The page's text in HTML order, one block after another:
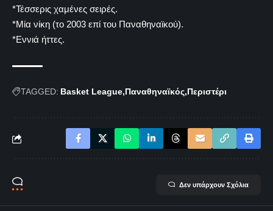
*Τέσσερις χαμένες σειρές.
*Μία νίκη (το 2003 επί του Παναθηναϊκού).
*Εννιά ήττες.
TAGGED: Basket League Παναθηναϊκός Περιστέρι
Δεν υπάρχουν Σχόλια